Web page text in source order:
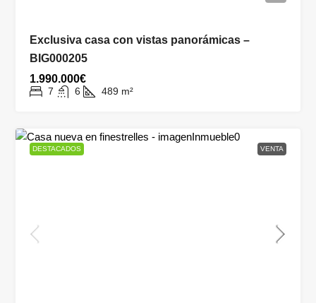
Exclusiva casa con vistas panorámicas –
BIG000205
1.990.000€
7 6 489 m²
DESTACADOS VENTA